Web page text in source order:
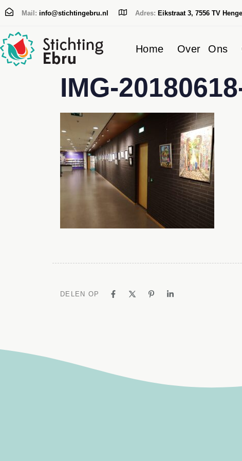
Mail: info@stichtingebru.nl Adres: Eikstraat 3, 7556 TV
Home Over Ons
Typ en druk op EnterIMG-
DELEN OP